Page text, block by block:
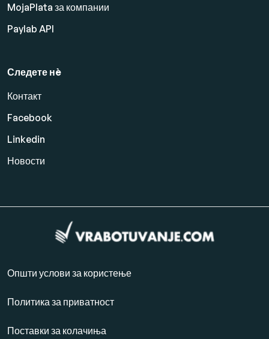
MojaPlata за компании
Paylab API
Следете нè
Контакт
Facebook
Linkedin
Новости
Општи услови за користење
Политика за приватност
Поставки за колачиња